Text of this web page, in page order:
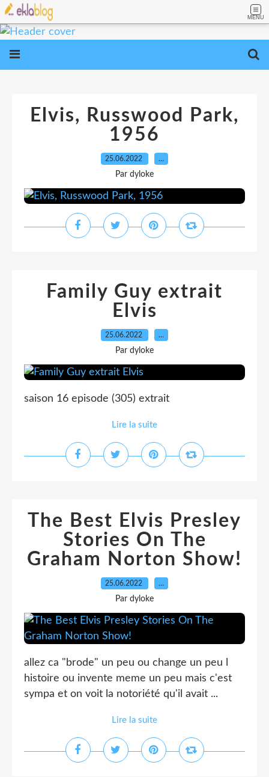
MENU
Elvis, Russwood Park,
1956
25.06.2022 …
Par dyloke
Family Guy extrait
Elvis
25.06.2022 …
Par dyloke
saison 16 episode (305) extrait
Lire la suite
The Best Elvis Presley
Stories On The
Graham Norton Show!
25.06.2022 …
Par dyloke
allez ca "brode" un peu ou change un peu l
histoire ou invente meme un peu mais c'est
sympa et on voit la notoriété qu'il avait ...
Lire la suite